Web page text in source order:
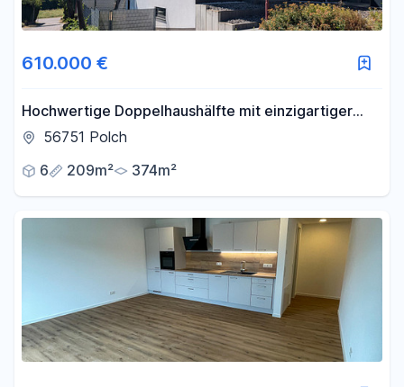
610.000 €
Hochwertige Doppelhaushälfte mit einzigartiger
Aussicht über Polch und das Maifeld
56751 Polch
6
209m² 374m²